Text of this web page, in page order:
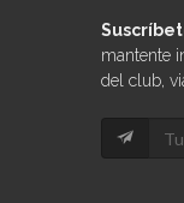
mantente
del club,